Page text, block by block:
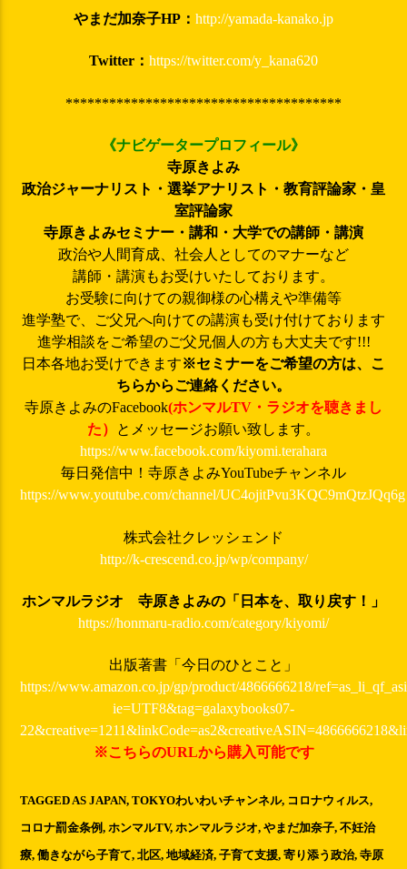
やまだ加奈子HP： http://yamada-kanako.jp
Twitter： https://twitter.com/y_kana620
**************************************
《ナビゲータープロフィール》
寺原きよみ
政治ジャーナリスト・選挙アナリスト・教育評論家・皇
室評論家
寺原きよみセミナー・講和・大学での講師・講演
政治や人間育成、社会人としてのマナーなど
講師・講演もお受けいたしております。
お受験に向けての親御様の心構えや準備等
進学塾で、ご父兄へ向けての講演も受け付けております
進学相談をご希望のご父兄個人の方も大丈夫です!!!
日本各地お受けできます※セミナーをご希望の方は、こ
ちらからご連絡ください。
寺原きよみのFacebook(ホンマルTV・ラジオを聴きまし
た）
とメッセージお願い致します。
https://www.facebook.com/kiyomi.terahara
毎日発信中！寺原きよみYouTubeチャンネル
https://www.youtube.com/channel/UC4ojitPvu3KQC9mQtzJQq6g
株式会社クレッシェンド
http://k-crescend.co.jp/wp/company/
ホンマルラジオ 寺原きよみの「日本を、取り戻す！」
https://honmaru-radio.com/category/kiyomi/
出版著書「今日のひとこと」
https://www.amazon.co.jp/gp/product/4866666218/
ie=UTF8&tag=galaxybooks07-
※こちらのURLから購入可能です
TAGGED ASJAPAN,TOKYOわいわいチャンネル, コロナウィルス,
コロナ罰金条例,ホンマルTV,ホンマルラジオ,やまだ加奈子,不妊治
療,働きながら子育て,北区,地域経済,子育て支援,寄り添う政治,寺原